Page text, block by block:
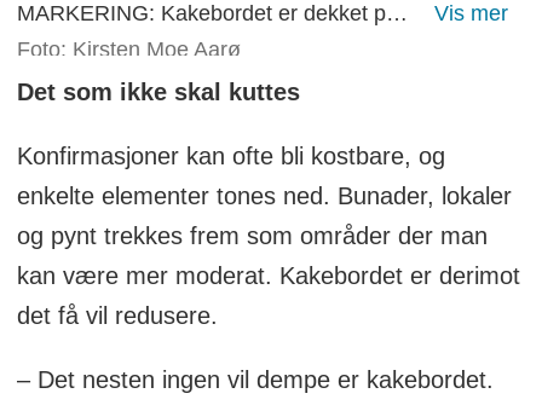
MARKERING: Kakebordet er dekket på kjøkkenet før feiringen starter.
Foto: Kirsten Moe Aarø
Det som ikke skal kuttes
Konfirmasjoner kan ofte bli kostbare, og
enkelte elementer tones ned. Bunader, lokaler
og pynt trekkes frem som områder der man
kan være mer moderat. Kakebordet er derimot
det få vil redusere.
– Det nesten ingen vil dempe er kakebordet.